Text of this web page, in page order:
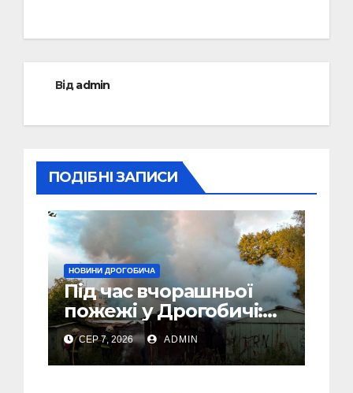
Відadmin
ПОДІБНІ ЗАПИСИ
НОВИНИ ДРОГОБИЧА
Під час вчорашньої
пожежі у Дрогобичі:
“врятовано” 4 гаражі
(Відео)
СЕР 7, 2026 ADMIN